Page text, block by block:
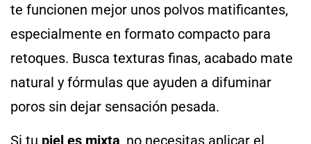
te funcionen mejor unos polvos matificantes,
especialmente en formato compacto para
retoques. Busca texturas finas, acabado mate
natural y fórmulas que ayuden a difuminar
poros sin dejar sensación pesada.
Si tu piel es mixta , no necesitas aplicar el